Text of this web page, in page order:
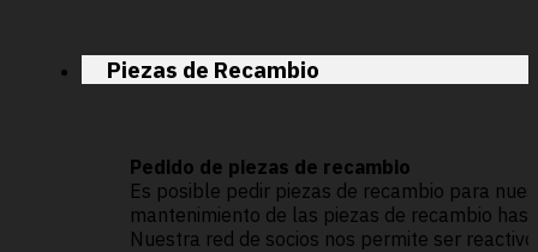
Piezas de Recambio
Pedido de piezas de recambio
Es posible pedir piezas de recambio para
mantenimiento de las piezas de recambio
Nuestra red de socios nos permite ser